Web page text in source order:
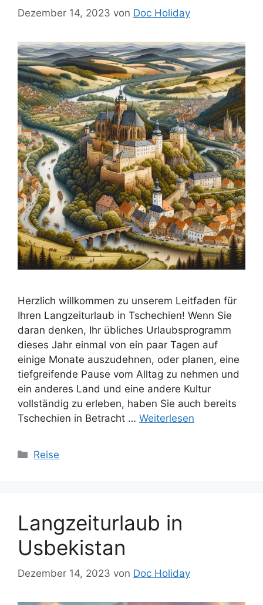
Dezember 14, 2023 von Doc Holiday
Herzlich willkommen zu unserem Leitfaden für
Ihren Langzeiturlaub in Tschechien! Wenn Sie
daran denken, Ihr übliches Urlaubsprogramm
dieses Jahr einmal von ein paar Tagen auf
einige Monate auszudehnen, oder planen, eine
tiefgreifende Pause vom Alltag zu nehmen und
ein anderes Land und eine andere Kultur
vollständig zu erleben, haben Sie auch bereits
Tschechien in Betracht … Weiterlesen
Kategorien
Reise
Langzeiturlaub in
Usbekistan
Dezember 14, 2023 von Doc Holiday